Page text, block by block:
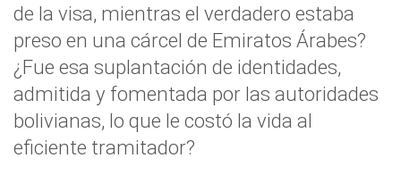
de la visa, mientras el verdadero estaba
preso en una cárcel de Emiratos Árabes?
¿Fue esa suplantación de identidades,
admitida y fomentada por las autoridades
bolivianas, lo que le costó la vida al
eficiente tramitador?